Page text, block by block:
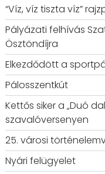
“Víz, víz tiszta víz”
Pályázati felhívás
Ösztöndíjra
Elkezdődött a
Pálosszentkút
Kettős siker a „Duó
szavalóversenyen
25. városi
Nyári felügyelet